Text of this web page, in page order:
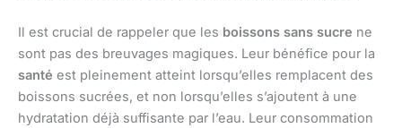
Il est crucial de rappeler que les boissons sans sucre ne
sont pas des breuvages magiques. Leur bénéfice pour la
santé est pleinement atteint lorsqu’elles remplacent des
boissons sucrées, et non lorsqu’elles s’ajoutent à une
hydratation déjà suffisante par l’eau. Leur consommation